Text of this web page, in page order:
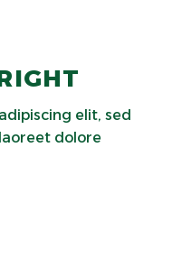
elit, sed
dolore